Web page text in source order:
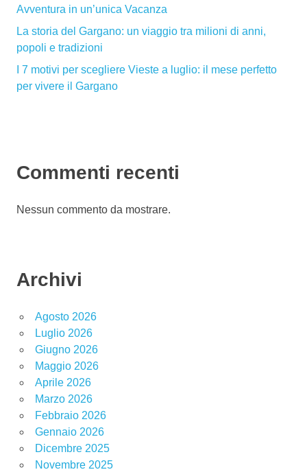
Avventura in un’unica Vacanza
La storia del Gargano: un viaggio tra milioni di anni,
popoli e tradizioni
I 7 motivi per scegliere Vieste a luglio: il mese perfetto
per vivere il Gargano
Commenti recenti
Nessun commento da mostrare.
Archivi
Agosto 2026
Luglio 2026
Giugno 2026
Maggio 2026
Aprile 2026
Marzo 2026
Febbraio 2026
Gennaio 2026
Dicembre 2025
Novembre 2025